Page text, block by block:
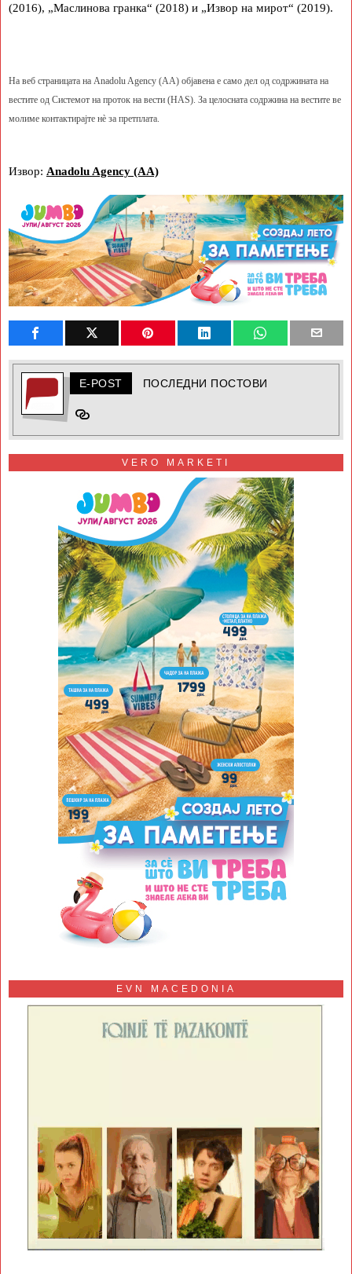
(2016), „Маслинова гранка“ (2018) и „Извор на мирот“ (2019).
На веб страницата на Anadolu Agency (AA) објавена е само дел од содржината на
вестите од Системот на проток на вести (HAS). За целосната содржина на вестите ве
молиме контактирајте нè за претплата.
Извор: Anadolu Agency (AA)
E-POST ПОСЛЕДНИ ПОСТОВИ
VERO MARKETI
EVN MACEDONIA